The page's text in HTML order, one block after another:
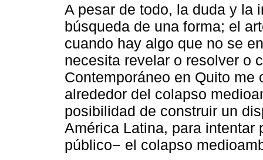
A pesar de todo, la duda y la
búsqueda de una forma; el
cuando hay algo que no se
necesita revelar o resolver o
Contemporáneo en Quito
alrededor del colapso
posibilidad de construir un
América Latina, para
público− el colapso